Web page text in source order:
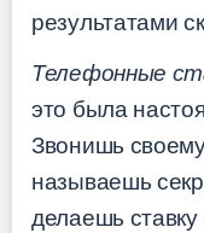
результатами
Телефонные
это была
Звонишь
называешь
делаешь